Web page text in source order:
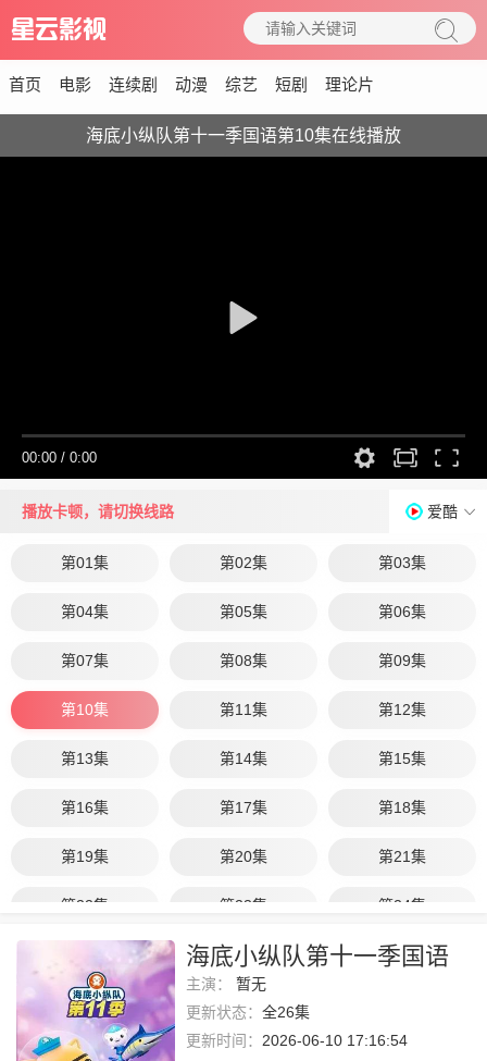
首页 电影 连续剧 动漫 综艺 短剧 理论片
海底小纵队第十一季国语第10集在线播放
00:00 / 0:00
播放卡顿，请切换线路 爱酷
第01集 第02集 第03集
第04集 第05集 第06集
第07集 第08集 第09集
第10集 第11集 第12集
第13集 第14集 第15集
第16集 第17集 第18集
第19集 第20集 第21集
第22集 第23集 第24集
第26集
海底小纵队第十一季国语
主演：
暂无
更新状态：全26集
更新时间：2026-06-10 17:16:54